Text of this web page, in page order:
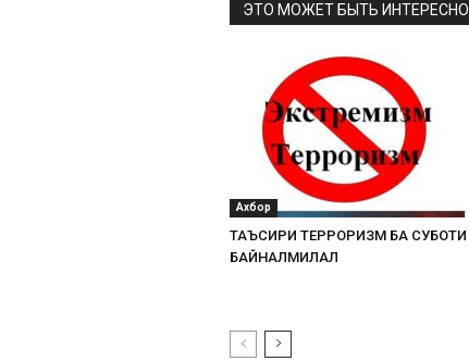
ЭТО МОЖЕТ БЫТЬ ИНТЕРЕСНО
Ахбор
ТАЪСИРИ ТЕРРОРИЗМ БА СУБОТИ
БАЙНАЛМИЛАЛӢ